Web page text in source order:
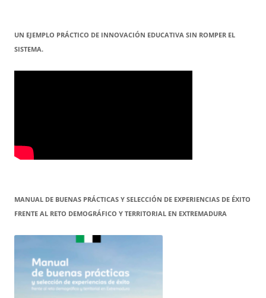
UN EJEMPLO PRÁCTICO DE INNOVACIÓN EDUCATIVA SIN ROMPER EL
SISTEMA.
MANUAL DE BUENAS PRÁCTICAS Y SELECCIÓN DE EXPERIENCIAS DE ÉXITO
FRENTE AL RETO DEMOGRÁFICO Y TERRITORIAL EN EXTREMADURA